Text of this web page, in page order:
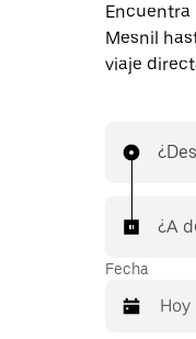
Encuentra
Mesnil
viaje
¿A
Fecha